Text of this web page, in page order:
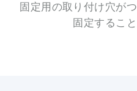
固定用の取り付け穴が
固定するこ